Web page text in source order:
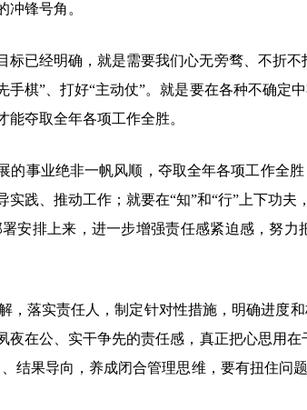
锋号角。
已经明确，就是需要我们心无旁骛、不折
棋”、打好“主动仗”。就是要在各种不确
夺取全年各项工作全胜。
的事业绝非一帆风顺，夺取全年各项工作全
践、推动工作；就要在“知”和“行”上下功
安排上来，进一步增强责任感紧迫感，努
，落实责任人，制定针对性措施，明确进度
在公、实干争先的责任感，真正把心思用
结果导向，养成闭合管理思维，要有扭住